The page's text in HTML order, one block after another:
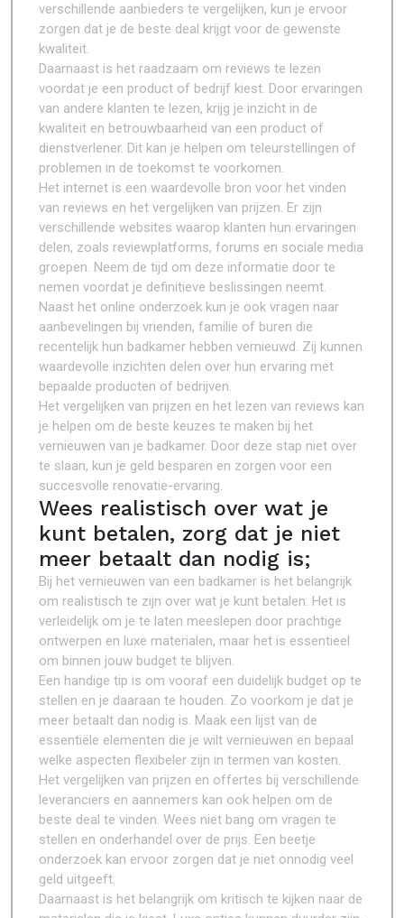
verschillende aanbieders te vergelijken, kun je ervoor
zorgen dat je de beste deal krijgt voor de gewenste
kwaliteit.
Daarnaast is het raadzaam om reviews te lezen
voordat je een product of bedrijf kiest. Door ervaringen
van andere klanten te lezen, krijg je inzicht in de
kwaliteit en betrouwbaarheid van een product of
dienstverlener. Dit kan je helpen om teleurstellingen of
problemen in de toekomst te voorkomen.
Het internet is een waardevolle bron voor het vinden
van reviews en het vergelijken van prijzen. Er zijn
verschillende websites waarop klanten hun ervaringen
delen, zoals reviewplatforms, forums en sociale media
groepen. Neem de tijd om deze informatie door te
nemen voordat je definitieve beslissingen neemt.
Naast het online onderzoek kun je ook vragen naar
aanbevelingen bij vrienden, familie of buren die
recentelijk hun badkamer hebben vernieuwd. Zij kunnen
waardevolle inzichten delen over hun ervaring met
bepaalde producten of bedrijven.
Het vergelijken van prijzen en het lezen van reviews kan
je helpen om de beste keuzes te maken bij het
vernieuwen van je badkamer. Door deze stap niet over
te slaan, kun je geld besparen en zorgen voor een
succesvolle renovatie-ervaring.
Wees realistisch over wat je
kunt betalen, zorg dat je niet
meer betaalt dan nodig is;
Bij het vernieuwen van een badkamer is het belangrijk
om realistisch te zijn over wat je kunt betalen. Het is
verleidelijk om je te laten meeslepen door prachtige
ontwerpen en luxe materialen, maar het is essentieel
om binnen jouw budget te blijven.
Een handige tip is om vooraf een duidelijk budget op te
stellen en je daaraan te houden. Zo voorkom je dat je
meer betaalt dan nodig is. Maak een lijst van de
essentiële elementen die je wilt vernieuwen en bepaal
welke aspecten flexibeler zijn in termen van kosten.
Het vergelijken van prijzen en offertes bij verschillende
leveranciers en aannemers kan ook helpen om de
beste deal te vinden. Wees niet bang om vragen te
stellen en onderhandel over de prijs. Een beetje
onderzoek kan ervoor zorgen dat je niet onnodig veel
geld uitgeeft.
Daarnaast is het belangrijk om kritisch te kijken naar de